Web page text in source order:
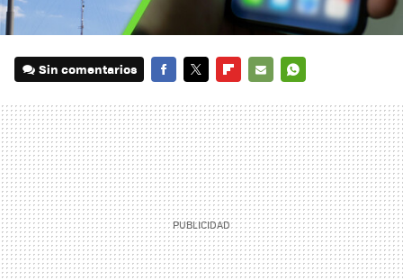
Sin comentarios
MAIL